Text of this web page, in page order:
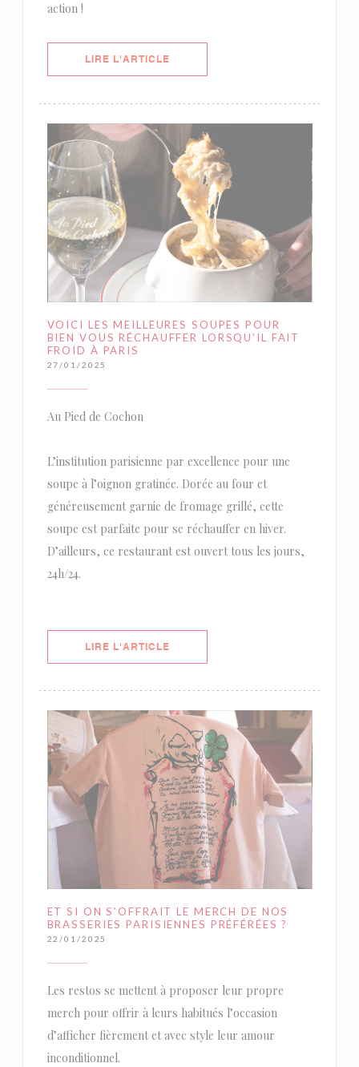
action !
LIRE L'ARTICLE((OUVRE UNE NOUVELLE
VOICI LES MEILLEURES SOUPES POUR
BIEN VOUS RÉCHAUFFER LORSQU’IL FAIT
FROID À PARIS
27/01/2025
Au Pied de Cochon
L’institution parisienne par excellence pour une
soupe à l’oignon gratinée. Dorée au four et
généreusement garnie de fromage grillé, cette
soupe est parfaite pour se réchauffer en hiver.
D’ailleurs, ce restaurant est ouvert tous les jours,
24h/24.
LIRE L'ARTICLE((OUVRE UNE NOUVELLE
ET SI ON S’OFFRAIT LE MERCH DE NOS
BRASSERIES PARISIENNES PRÉFÉRÉES ?
22/01/2025
Les restos se mettent à proposer leur propre
merch pour offrir à leurs habitués l’occasion
d’afficher fièrement et avec style leur amour
inconditionnel.